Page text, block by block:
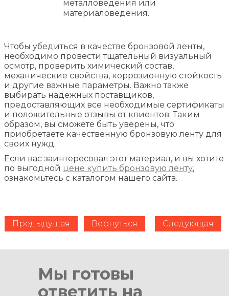
металловедения или
материаловедения.
Чтобы убедиться в качестве бронзовой ленты,
необходимо провести тщательный визуальный
осмотр, проверить химический состав,
механические свойства, коррозионную стойкость
и другие важные параметры. Важно также
выбирать надёжных поставщиков,
предоставляющих все необходимые сертификаты
и положительные отзывы от клиентов. Таким
образом, вы сможете быть уверены, что
приобретаете качественную бронзовую ленту для
своих нужд.
Если вас заинтересовал этот материал, и вы хотите
по выгодной цене купить бронзовую ленту,
ознакомьтесь с каталогом нашего сайта.
Предыдущая Вернуться Следующая
Мы готовы
ответить на